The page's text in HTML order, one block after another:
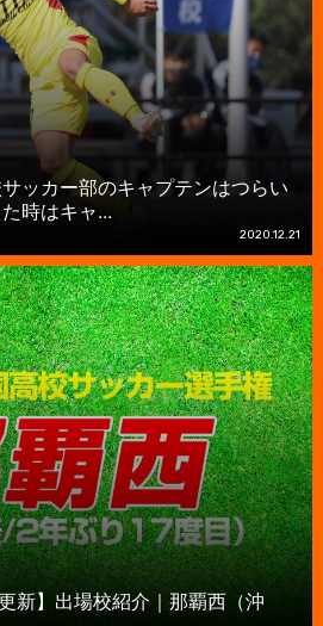
ッカー部のキャプテンはつらい
時はキャ...
2020.12.21
新】出場校紹介｜那覇西（沖